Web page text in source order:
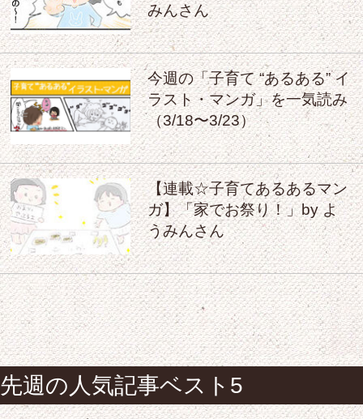
みんさん
今週の「子育て “あるある” イ
ラスト・マンガ」を一気読み
（3/18〜3/23）
【連載☆子育てあるあるマン
ガ】「家でお祭り！」by よ
うみんさん
先週の人気記事ベスト5